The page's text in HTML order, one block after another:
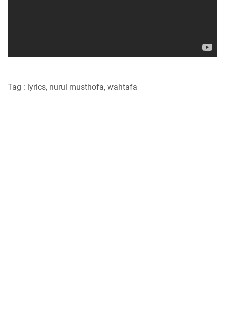
Tag : lyrics, nurul musthofa, wahtafa